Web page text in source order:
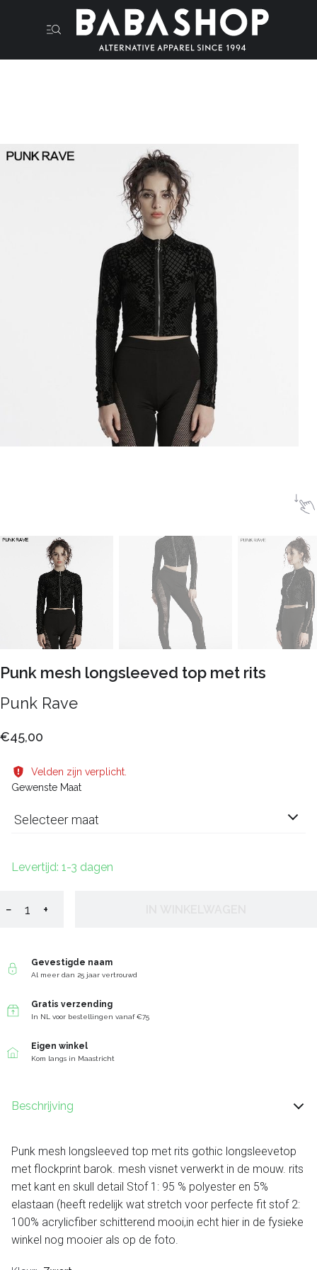
Punk mesh longsleeved top met rits
Punk Rave
€45,00
Velden zijn verplicht.
Gewenste Maat
Selecteer maat
Levertijd: 1-3 dagen
− +
Gevestigde naam
Al meer dan 25 jaar vertrouwd
Gratis verzending
In NL voor bestellingen vanaf €75
Eigen winkel
Kom langs in Maastricht
Beschrijving
Punk mesh longsleeved top met rits gothic longsleevetop
met flockprint barok. mesh visnet verwerkt in de mouw. rits
met kant en skull detail Stof 1: 95 % polyester en 5%
elastaan (heeft redelijk wat stretch voor perfecte fit stof 2:
100% acrylicfiber schitterend mooi,in echt hier in de fysieke
winkel nog mooier als op de foto.